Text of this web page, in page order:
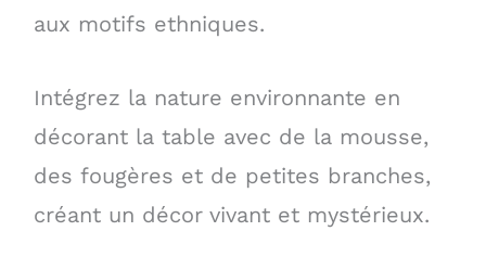
aux motifs ethniques.
Intégrez la nature environnante en
décorant la table avec de la mousse,
des fougères et de petites branches,
créant un décor vivant et mystérieux.